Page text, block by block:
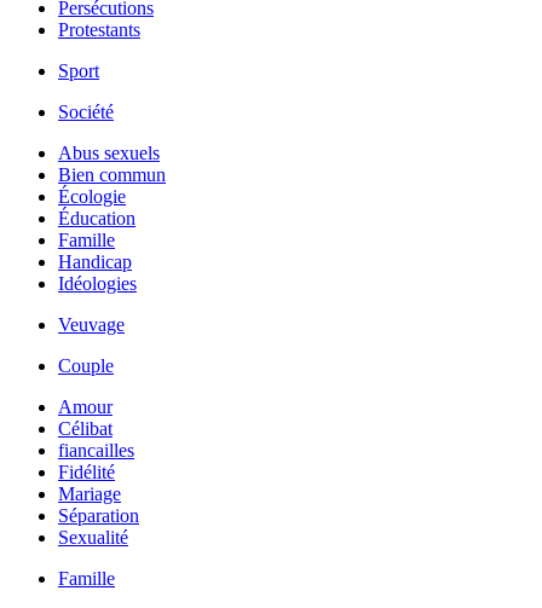
Persécutions
Protestants
Sport
Société
Abus sexuels
Bien commun
Écologie
Éducation
Famille
Handicap
Idéologies
Veuvage
Couple
Amour
Célibat
fiancailles
Fidélité
Mariage
Séparation
Sexualité
Famille